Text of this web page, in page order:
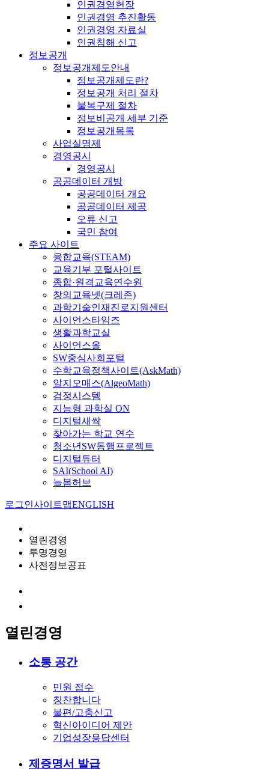
인권경영헌장
인권경영 추진활동
인권경영 자료실
인권침해 신고
정보공개
정보공개제도안내
정보공개제도란?
정보공개 처리 절차
불복구제 절차
정보비공개 세부 기준
정보공개목록
사업실명제
경영공시
경영공시
공공데이터 개방
공공데이터 개요
공공데이터 제공
오류 신고
국민 참여
주요 사이트
융합교육(STEAM)
교육기부 포털사이트
종합·원격교육연수원
창의교육넷(크레존)
과학기술인재진로지원센터
사이언스타임즈
생활과학교실
사이언스올
SW중심사회포털
수학교육정책사이트(AskMath)
알지오매스(AlgeoMath)
검정시스템
지능형 과학실 ON
디지털새싹
찾아가는 학교 연수
청소년SW동행프로젝트
디지털튜터
SAI(School AI)
늘봄허브
로그인사이트맵ENGLISH
열린경영
투명경영
사전정보공표
열린경영
소통 공간
민원 접수
칭찬합니다
불편/고충신고
혁신아이디어 제안
기업성장응답센터
제증명서 발급